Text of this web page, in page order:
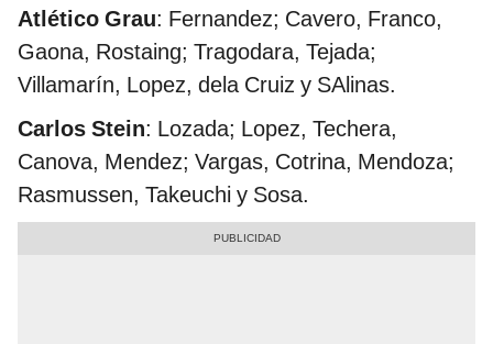
Atlético Grau: Fernandez; Cavero, Franco,
Gaona, Rostaing; Tragodara, Tejada;
Villamarín, Lopez, dela Cruiz y SAlinas.
Carlos Stein: Lozada; Lopez, Techera,
Canova, Mendez; Vargas, Cotrina, Mendoza;
Rasmussen, Takeuchi y Sosa.